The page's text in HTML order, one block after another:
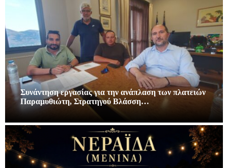
Συνάντηση εργασίας για την ανάπλαση των πλατειών
Παραμυθιώτη, Στρατηγού Βλάσση…